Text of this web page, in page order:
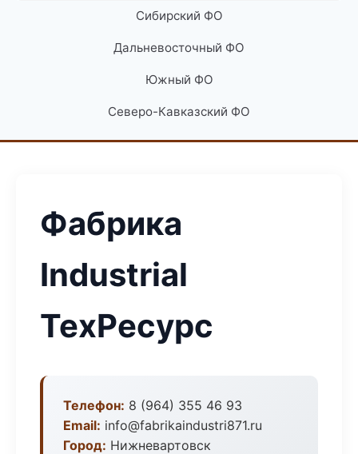
Сибирский ФО
Дальневосточный ФО
Южный ФО
Северо-Кавказский ФО
Фабрика
Industrial
ТехРесурс
Телефон: 8 (964) 355 46 93
Email: info@fabrikaindustri871.ru
Город: Нижневартовск